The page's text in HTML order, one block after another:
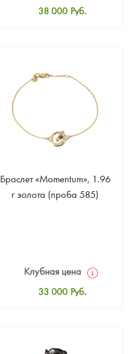
38 000 Руб.
Звоните
Браслет «Momentum», 1.96
г золота (проба 585)
Клубная цена
33 000 Руб.